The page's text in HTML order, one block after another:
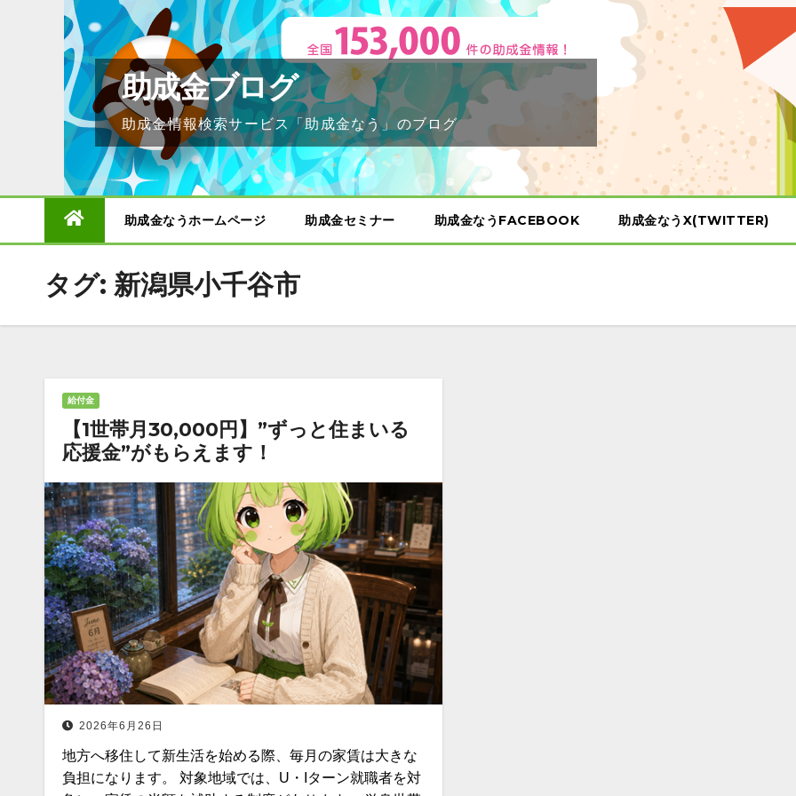
助成金ブログ
助成金情報検索サービス「助成金なう」のブログ
助成金なうホームページ 助成金セミナー 助成金なうFACEBOOK 助成金なうX(TWITTER)
タグ: 新潟県小千谷市
給付金
【1世帯月30,000円】”ずっと住まいる
応援金”がもらえます！
2026年6月26日
地方へ移住して新生活を始める際、毎月の家賃は大きな
負担になります。 対象地域では、U・Iターン就職者を対